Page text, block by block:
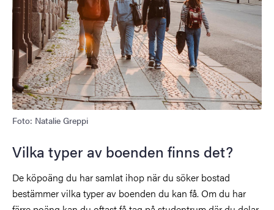
Foto: Natalie Greppi
Vilka typer av boenden finns det?
De köpoäng du har samlat ihop när du söker bostad
bestämmer vilka typer av boenden du kan få. Om du har